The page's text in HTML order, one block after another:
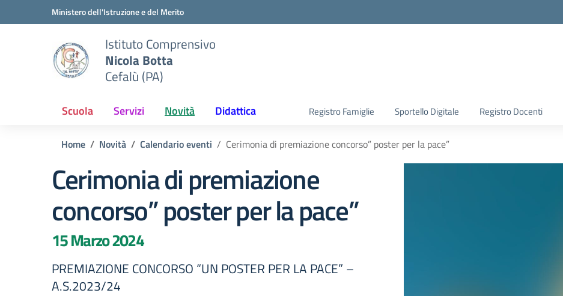
Vai ai contenuti
Vai al menu di navigazioneMinistero dell'Istruzione e del Merito
Istituto Comprensivo
Nicola Botta
Cefalù (PA)
Scuola Servizi Novità Didattica Registro Famiglie Sportello Digitale Registro Docenti
Home Novità Calendario eventi Cerimonia di premiazione concorso” poster per la pace”
Cerimonia di premiazione
concorso” poster per la pace”
15 Marzo 2024
PREMIAZIONE CONCORSO “UN POSTER PER LA PACE” –
A.S.2023/24